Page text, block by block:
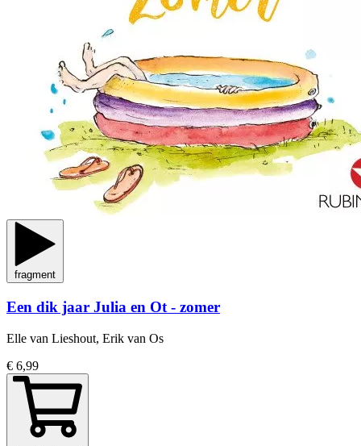
fragment
Een dik jaar Julia en Ot - zomer
Elle van Lieshout, Erik van Os
€ 6,99